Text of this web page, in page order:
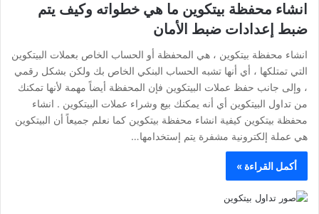
انشاء محفظة بيتكوين ما هي خطواته وكيف يتم
ضبط إعدادات ضبط الأمان
انشاء محفظة بيتكوين ، هي المحفظة أو الحساب الخاص بعملات البيتكوين
التي تمتلكها ، أي أنها تشبه الحساب البنكي الخاص بك ولكن بشكل رقمي
، وإلى جانب حفظ عملات البيتكوين فإن المحفظة أيضاً مهمة لأنها تمكنك
من تداول البيتكوين أي أنه يمكنك بيع وشراء عملات البيتكوين . انشاء
محفظة بيتكوين كيفية انشاء محفظة بيتكوين كما نعلم جميعاً أن البيتكوين
هي عملة إلكترونية مشفرة يتم إستخدامها…
أكمل القراءة »